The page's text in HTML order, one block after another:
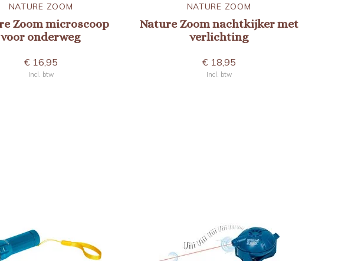
NATURE ZOOM
Zoom microscoop
voor onderweg
€ 16,95
Incl. btw
NATURE ZOOM
Nature Zoom nachtkijker met
verlichting
€ 18,95
Incl. btw